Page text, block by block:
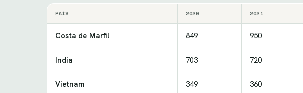
PAÍS 2020 2021
Costa de Marfil 849 950
India 703 720
Vietnam 349 360